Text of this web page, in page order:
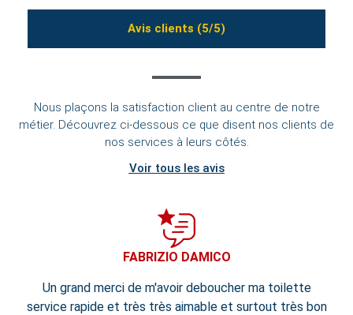
Avis clients (5/5)
Nous plaçons la satisfaction client au centre de notre
métier. Découvrez ci-dessous ce que disent nos clients de
nos services à leurs côtés.
Voir tous les avis
FABRIZIO DAMICO
Un grand merci de m'avoir deboucher ma toilette
service rapide et très très aimable et surtout très bon